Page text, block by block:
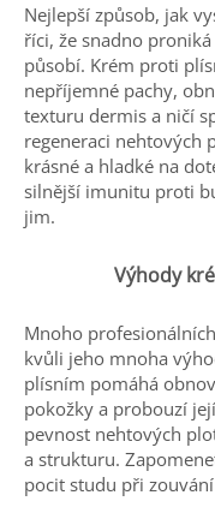
Nejlepší způsob, jak
říci, že snadno
působí. Krém proti
nepříjemné pachy,
texturu dermis a ničí
regeneraci nehtových
krásné a hladké na
silnější imunitu proti
jim.
Výhody
Mnoho
kvůli jeho mnoha
plísním pomáhá
pokožky a probouzí
pevnost nehtových
a strukturu.
pocit studu při